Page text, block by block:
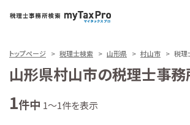
トップページ 税理士検索 山形県 村山市 税理
山形県村山市の税理士事務
1件中 1～1件を表示